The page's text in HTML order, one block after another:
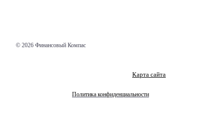
© 2026 Финансовый Компас
Карта сайта
Политика конфиденциальности